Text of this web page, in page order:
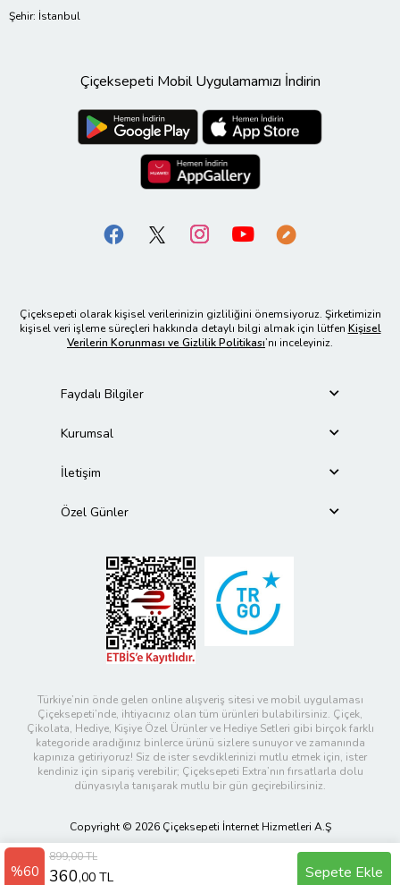
%60
899,00 TL
360,00 TL Sepete Ekle
Şehir: İstanbul
Çiçeksepeti Mobil Uygulamamızı İndirin
Çiçeksepeti olarak kişisel verilerinizin gizliliğini önemsiyoruz. Şirketimizin
kişisel veri işleme süreçleri hakkında detaylı bilgi almak için lütfen Kişisel
Verilerin Korunması ve Gizlilik Politikası’nı inceleyiniz.
Faydalı Bilgiler
Kurumsal
İletişim
Özel Günler
Türkiye’nin önde gelen online alışveriş sitesi ve mobil uygulaması
Çiçeksepeti’nde, ihtiyacınız olan tüm ürünleri bulabilirsiniz. Çiçek,
Çikolata, Hediye, Kişiye Özel Ürünler ve Hediye Setleri gibi birçok farklı
kategoride aradığınız binlerce ürünü sizlere sunuyor ve zamanında
kapınıza getiriyoruz! Siz de ister sevdiklerinizi mutlu etmek için, ister
kendiniz için sipariş verebilir; Çiçeksepeti Extra’nın fırsatlarla dolu
dünyasıyla tanışarak mutlu bir gün geçirebilirsiniz.
Copyright © 2026 Çiçeksepeti İnternet Hizmetleri A.Ş